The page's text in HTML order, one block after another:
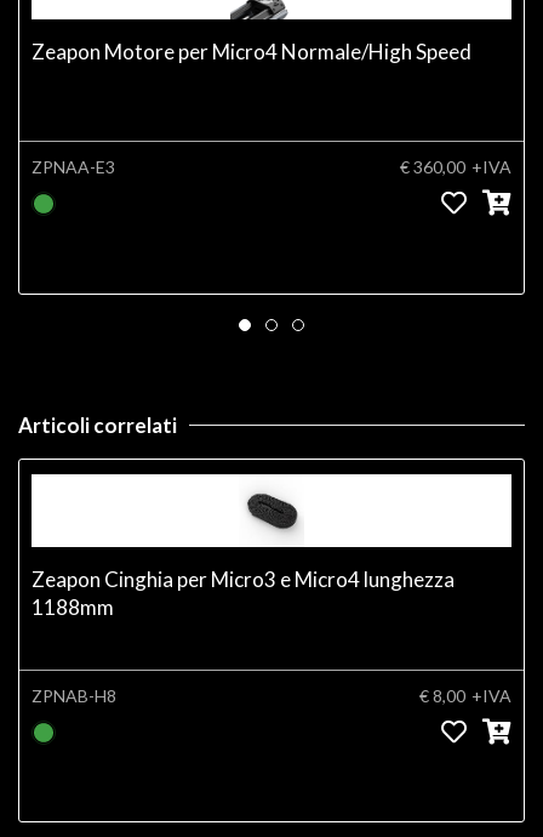
Zeapon Motore per Micro4 Normale/High Speed
ZPNAA-E3 € 360,00 +IVA
Articoli correlati
Zeapon Cinghia per Micro3 e Micro4 lunghezza
1188mm
ZPNAB-H8 € 8,00 +IVA